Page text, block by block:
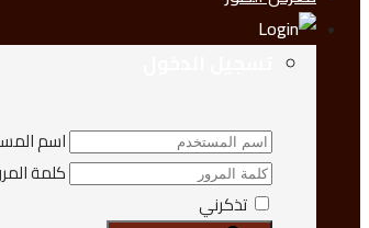
اسم
كلمة
تذكرني